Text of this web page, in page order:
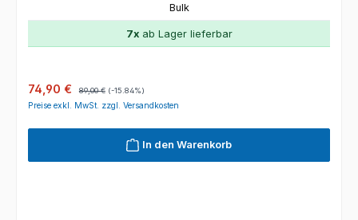
Bulk
7xab Lager lieferbar
Verkaufspreis:
74,90 € 89,00 € (-15.84%)
Preise exkl. MwSt. zzgl. Versandkosten
In den Warenkorb